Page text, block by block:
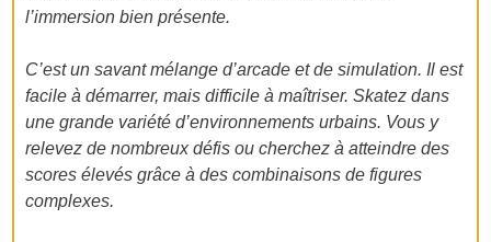
l’immersion bien présente.
C’est un savant mélange d’arcade et de simulation. Il est
facile à démarrer, mais difficile à maîtriser. Skatez dans
une grande variété d’environnements urbains. Vous y
relevez de nombreux défis ou cherchez à atteindre des
scores élevés grâce à des combinaisons de figures
complexes.